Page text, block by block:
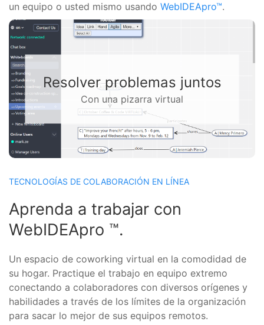
un equipo o usted mismo usando WebIDEApro™.
Resolver problemas juntos
Con una pizarra virtual
TECNOLOGÍAS DE COLABORACIÓN EN LÍNEA
Aprenda a trabajar con
WebIDEApro ™.
Un espacio de coworking virtual en la comodidad de
su hogar. Practique el trabajo en equipo extremo
conectando a colaboradores con diversos orígenes y
habilidades a través de los límites de la organización
para sacar lo mejor de sus equipos remotos.